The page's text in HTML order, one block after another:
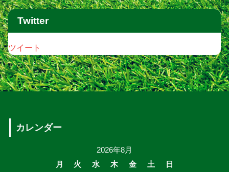
Twitter
ツイート
カレンダー
2026年8月
月
火 水 木 金 土 日